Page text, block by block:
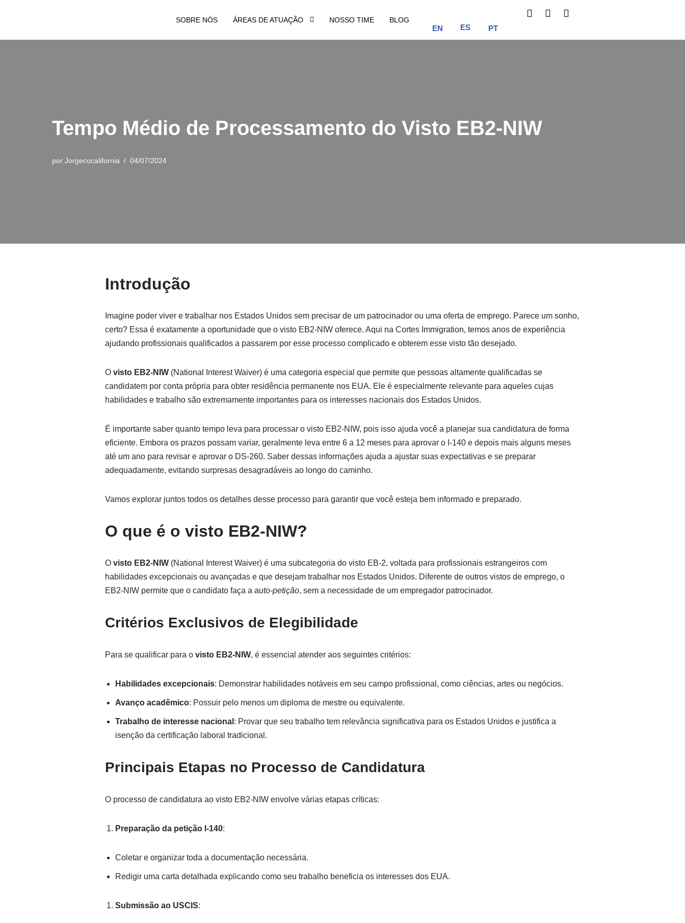
para
SOBRE NÓS ÁREAS DE ATUAÇÃO NOSSO TIME BLOG
EN ES PT
Tempo Médio de Processamento do Visto EB2-NIW
por Jorgecocalifornia 04/07/2024
Introdução
Imagine poder viver e trabalhar nos Estados Unidos sem precisar de um patrocinador ou uma oferta de emprego. Parece um sonho,
certo? Essa é exatamente a oportunidade que o visto EB2-NIW oferece. Aqui na Cortes Immigration, temos anos de experiência
ajudando profissionais qualificados a passarem por esse processo complicado e obterem esse visto tão desejado.
Ovisto EB2-NIW (National Interest Waiver) é uma categoria especial que permite que pessoas altamente qualificadas se
candidatem por conta própria para obter residência permanente nos EUA. Ele é especialmente relevante para aqueles cujas
habilidades e trabalho são extremamente importantes para os interesses nacionais dos Estados Unidos.
É importante saber quanto tempo leva para processar o visto EB2-NIW, pois isso ajuda você a planejar sua candidatura de forma
eficiente. Embora os prazos possam variar, geralmente leva entre 6 a 12 meses para aprovar o I-140 e depois mais alguns meses
até um ano para revisar e aprovar o DS-260. Saber dessas informações ajuda a ajustar suas expectativas e se preparar
adequadamente, evitando surpresas desagradáveis ao longo do caminho.
Vamos explorar juntos todos os detalhes desse processo para garantir que você esteja bem informado e preparado.
O que é o visto EB2-NIW?
Ovisto EB2-NIW (National Interest Waiver) é uma subcategoria do visto EB-2, voltada para profissionais estrangeiros com
habilidades excepcionais ou avançadas e que desejam trabalhar nos Estados Unidos. Diferente de outros vistos de emprego, o
EB2-NIW permite que o candidato faça aauto-petição, sem a necessidade de um empregador patrocinador.
Critérios Exclusivos de Elegibilidade
Para se qualificar para ovisto EB2-NIW, é essencial atender aos seguintes critérios:
Habilidades excepcionais: Demonstrar habilidades notáveis em seu campo profissional, como ciências, artes ou negócios.
Avanço acadêmico: Possuir pelo menos um diploma de mestre ou equivalente.
Trabalho de interesse nacional : Provar que seu trabalho tem relevância significativa para os Estados Unidos e justifica a
isenção da certificação laboral tradicional.
Principais Etapas no Processo de Candidatura
O processo de candidatura ao visto EB2-NIW envolve várias etapas críticas:
Preparação da petição I-140:
Coletar e organizar toda a documentação necessária.
Redigir uma carta detalhada explicando como seu trabalho beneficia os interesses dos EUA.
Submissão ao USCIS: